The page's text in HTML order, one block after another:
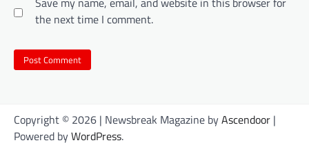
the next time I comment.
Copyright © 2026 | Newsbreak Magazine byAscendoor |
Powered byWordPress.